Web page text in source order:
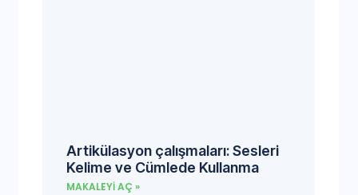
Artikülasyon çalışmaları: Sesleri
Kelime ve Cümlede Kullanma
MAKALEYI AÇ »